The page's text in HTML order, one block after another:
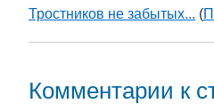
Тростников не забытых... (
Комментарии к